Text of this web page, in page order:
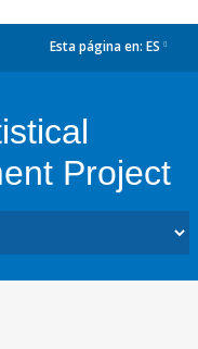
Esta página en: ES
Project